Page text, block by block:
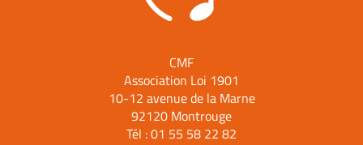
CMF
Association Loi 1901
10-12 avenue de la Marne
92120 Montrouge
Tél :01 55 58 22 82